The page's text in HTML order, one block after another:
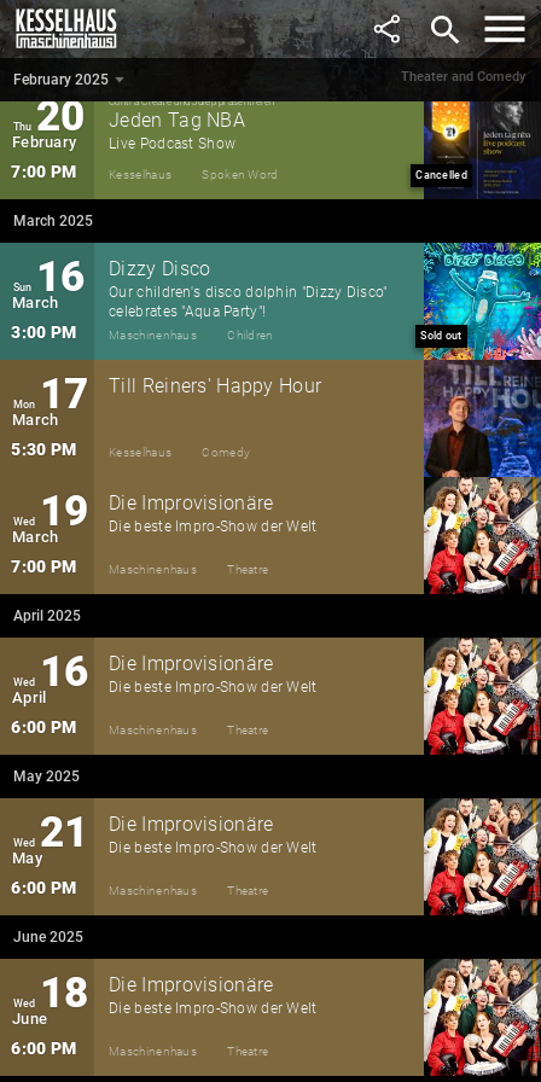
search
Theater and Comedy
Wed
February
7:00 PM
Die beste Impro-Show der Welt
Maschinenhaus Theatre
Thu 20
February
7:00 PM
Contra Create und Julep präsentieren
Jeden Tag NBA
Live Podcast Show
Kesselhaus Spoken Word Cancelled
March 2025
Sun 16
March
3:00 PM
Dizzy Disco
Our children's disco dolphin "Dizzy Disco"
celebrates "Aqua Party"!
Maschinenhaus Children Sold out
Mon 17
March
5:30 PM
Till Reiners' Happy Hour
Kesselhaus Comedy
Wed 19
March
7:00 PM
Die Improvisionäre
Die beste Impro-Show der Welt
Maschinenhaus Theatre
April 2025
Wed 16
April
6:00 PM
Die Improvisionäre
Die beste Impro-Show der Welt
Maschinenhaus Theatre
May 2025
Wed 21
May
6:00 PM
Die Improvisionäre
Die beste Impro-Show der Welt
Maschinenhaus Theatre
June 2025
Wed 18
June
6:00 PM
Die Improvisionäre
Die beste Impro-Show der Welt
Maschinenhaus Theatre
February 2025 ▼